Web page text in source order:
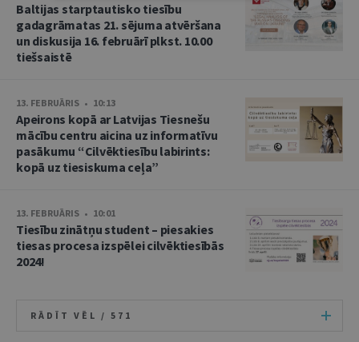
Baltijas starptautisko tiesību
gadagrāmatas 21. sējuma atvēršana
un diskusija 16. februārī plkst. 10.00
tiešsaistē
13. FEBRUĀRIS • 10:13
Apeirons kopā ar Latvijas Tiesnešu
mācību centru aicina uz informatīvu
pasākumu “Cilvēktiesību labirints:
kopā uz tiesiskuma ceļa”
13. FEBRUĀRIS • 10:01
Tiesību zinātņu student – piesakies
tiesas procesa izspēlei cilvēktiesībās
2024!
RĀDĪT VĒL / 571